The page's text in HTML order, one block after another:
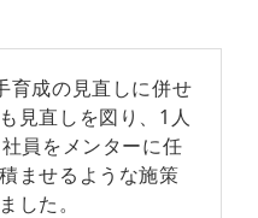
育成の見直しに併せ
見直しを図り、1人
員をメンターに任
ませるような施策
した。